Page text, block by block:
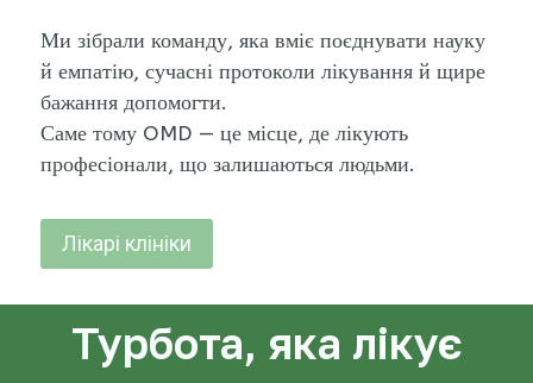
Ми зібрали команду, яка вміє поєднувати науку
й емпатію, сучасні протоколи лікування й щире
бажання допомогти.
Саме тому OMD — це місце, де лікують
професіонали, що залишаються людьми.
Лікарі клініки
Турбота, яка лікує